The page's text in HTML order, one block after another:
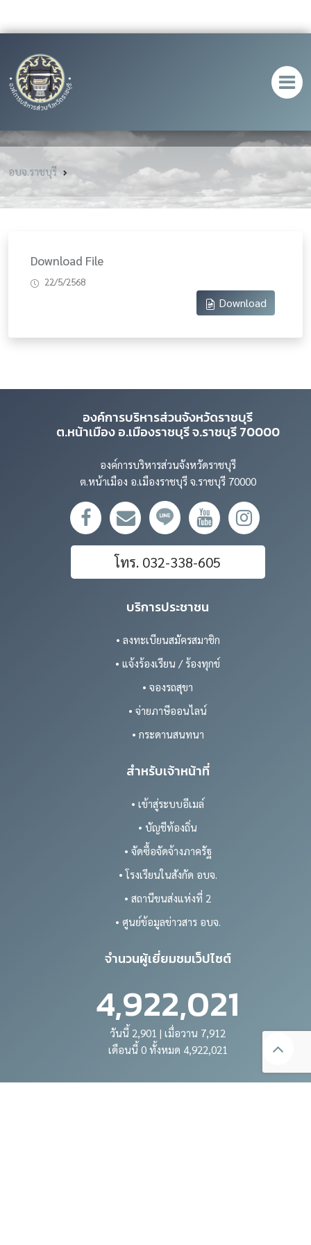
อบจ.ราชบุรี
Download File
22/5/2568
Download
องค์การบริหารส่วนจังหวัดราชบุรี
ต.หน้าเมือง อ.เมืองราชบุรี จ.ราชบุรี 70000
องค์การบริหารส่วนจังหวัดราชบุรี
ต.หน้าเมือง อ.เมืองราชบุรี จ.ราชบุรี 70000
โทร. 032-338-605
บริการประชาชน
• ลงทะเบียนสมัครสมาชิก
• แจ้งร้องเรียน / ร้องทุกข์
• จองรถสุขา
• จ่ายภาษีออนไลน์
• กระดานสนทนา
สำหรับเจ้าหน้าที่
• เข้าสู่ระบบอีเมล์
• บัญชีท้องถิ่น
• จัดซื้อจัดจ้างภาครัฐ
• โรงเรียนในสังกัด อบจ.
• สถานีขนส่งแห่งที่ 2
• ศูนย์ข้อมูลข่าวสาร อบจ.
จำนวนผู้เยี่ยมชมเว็ปไซต์
4,922,021
วันนี้ 2,901 | เมื่อวาน 7,912
เดือนนี้ 0 ทั้งหมด 4,922,021